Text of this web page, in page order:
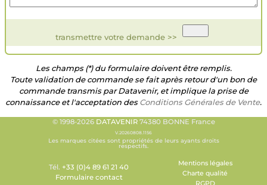
transmettre votre demande >>
Les champs (*) du formulaire doivent être remplis.
Toute validation de commande se fait après retour d'un bon de
commande transmis par Datavenir, et implique la prise de
connaissance et l'acceptation desConditions Générales de Vente.
© 1998-2026 DATAVENIR74380 BONNE France
V.20260808.1156
Les marques citées sont propriétés de leurs ayants droits
respectifs.
Tél. +33 (0)4 89 61 21 40
Formulaire contact
Mentions légales
Charte qualité